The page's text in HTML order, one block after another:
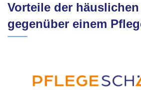
Vorteile der
gegenüber einem